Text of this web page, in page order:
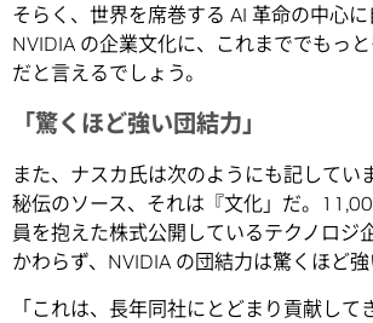
そらく、世界を席巻する AI 革命の中心
NVIDIA の企業文化に、これまででもっ
だと言えるでしょう。
「驚くほど強い団結力」
また、ナスカ氏は次のようにも記してい
秘伝のソース、それは『文化」だ。
員を抱えた株式公開しているテクノロジ
かわらず、NVIDIA の団結力は驚くほど強
「これは、長年同社にとどまり貢献して